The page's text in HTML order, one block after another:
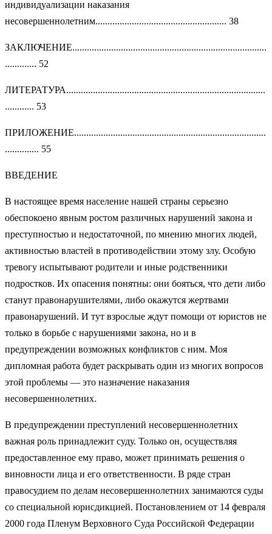
индивидуализации наказания
несовершеннолетним...................................................... 38
ЗАКЛЮЧЕНИЕ................................................................................
............. 52
ЛИТЕРАТУРА..................................................................................
............ 53
ПРИЛОЖЕНИЕ...............................................................................
.............. 55
ВВЕДЕНИЕ
В настоящее время население нашей страны серьезно
обеспокоено явным ростом различных нарушений закона и
преступностью и недостаточной, по мнению многих людей,
активностью властей в противодействии этому злу. Особую
тревогу испытывают родители и иные родственники
подростков. Их опасения понятны: они бояться, что дети либо
станут правонарушителями, либо окажутся жертвами
правонарушений. И тут взрослые ждут помощи от юристов не
только в борьбе с нарушениями закона, но и в
предупреждении возможных конфликтов с ним. Моя
дипломная работа будет раскрывать один из многих вопросов
этой проблемы — это назначение наказания
несовершеннолетних.
В предупреждении преступлений несовершеннолетних
важная роль принадлежит суду. Только он, осуществляя
предоставленное ему право, может принимать решения о
виновности лица и его ответственности. В ряде стран
правосудием по делам несовершеннолетних занимаются суды
со специальной юрисдикцией. Постановлением от 14 февраля
2000 года Пленум Верховного Суда Российской Федерации